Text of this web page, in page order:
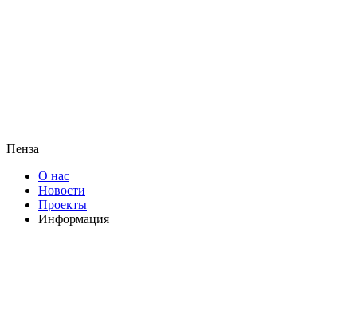
Пенза
О нас
Новости
Проекты
Информация